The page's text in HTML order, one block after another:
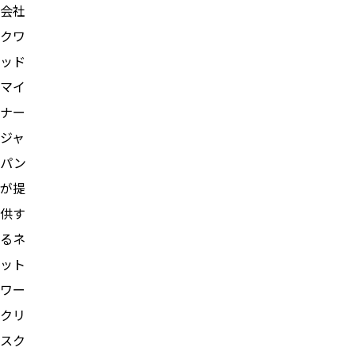
会社
クワ
ッド
マイ
ナー
ジャ
パン
が提
供す
るネ
ット
ワー
クリ
スク